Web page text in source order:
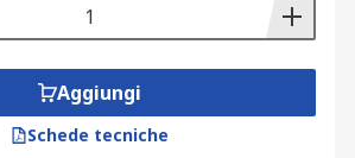
Aggiungi
Schede tecniche